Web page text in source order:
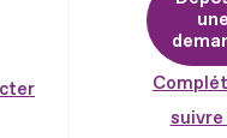
suivre